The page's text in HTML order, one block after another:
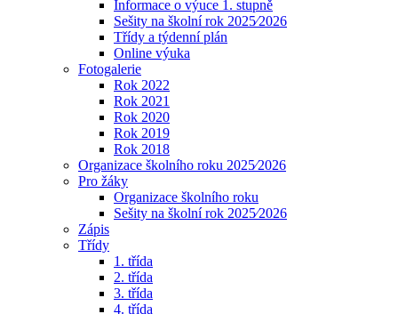
Informace o výuce 1. stupně
Sešity na školní rok 2025⁄2026
Třídy a týdenní plán
Online výuka
Fotogalerie
Rok 2022
Rok 2021
Rok 2020
Rok 2019
Rok 2018
Organizace školního roku 2025⁄2026
Pro žáky
Organizace školního roku
Sešity na školní rok 2025⁄2026
Zápis
Třídy
1. třída
2. třída
3. třída
4. třída